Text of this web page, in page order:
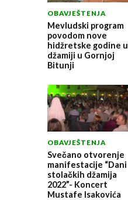
OBAVJEŠTENJA
Mevludski program
povodom nove
hidžretske godine u
džamiji u Gornjoj
Bitunji
OBAVJEŠTENJA
Svečano otvorenje
manifestacije “Dani
stolačkih džamija
2022”- Koncert
Mustafe Isakovića